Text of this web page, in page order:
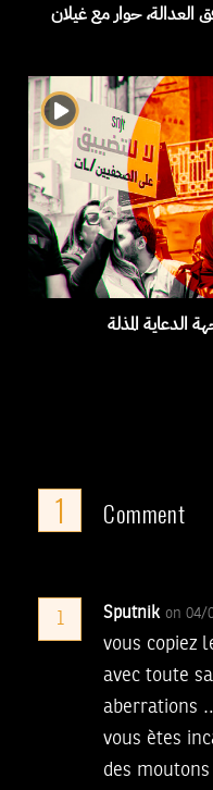
العدالة، حوار مع غيلان
الدعاية المذلة
1 Comment
1 Sputnik on 04/
vous copiez
avec toute
aberrations
vous ètes
des